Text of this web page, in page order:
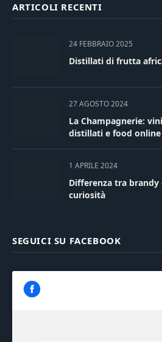
ARTICOLI RECENTI
24 FEBBRAIO 2025
Distillati di frutta
27 AGOSTO 2024
La Champagnerie:
distillati e food online
1 APRILE 2024
Differenza tra
curiosità
SEGUICI SU FACEBOOK